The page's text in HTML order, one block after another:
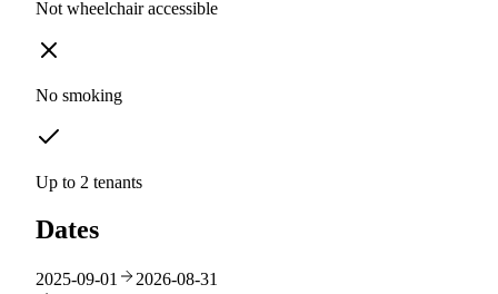
Not wheelchair accessible
No smoking
Up to 2 tenants
Dates
2025-09-01 2026-08-31